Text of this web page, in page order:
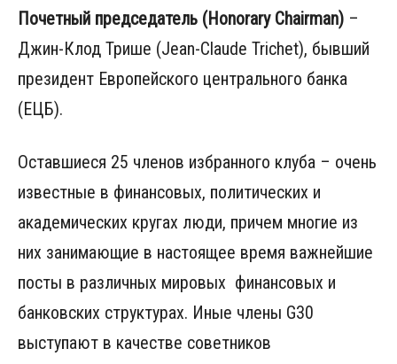
Почетный председатель (Honorary Chairman) –
Джин-Клод Трише (Jean-Claude Trichet), бывший
президент Европейского центрального банка
(ЕЦБ).
Оставшиеся 25 членов избранного клуба – очень
известные в финансовых, политических и
академических кругах люди, причем многие из
них занимающие в настоящее время важнейшие
посты в различных мировых финансовых и
банковских структурах. Иные члены G30
выступают в качестве советников